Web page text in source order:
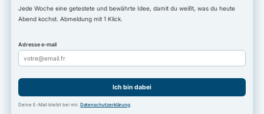
Jede Woche eine getestete und bewährte Idee, damit du weißt, was du heute
Abend kochst. Abmeldung mit 1 Klick.
Adresse e-mail
Ich bin dabei
Deine E-Mail bleibt bei mir.Datenschutzerklärung.